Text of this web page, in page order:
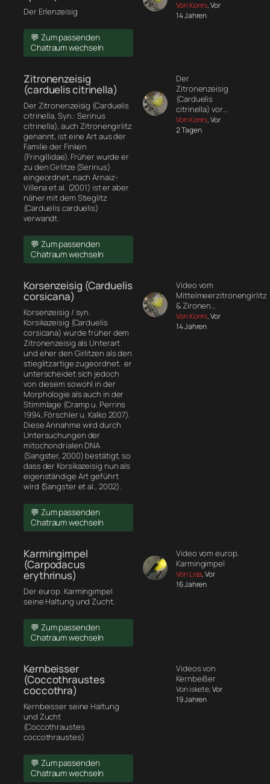
Der Erlenzeisig
💬 Zum passenden
Chatraum wechseln
Von Konni, Vor
14 Jahren
Zitronenzeisig
(carduelis citrinella)
Der Zitronenzeisig (Carduelis
citrinella, Syn.: Serinus
citrinella), auch Zitronengirlitz
genannt, ist eine Art aus der
Familie der Finken
(Fringillidae). Früher wurde er
zu den Girlitze (Serinus)
eingeordnet, nach Arnaiz-
Villena et al. (2001) ist er aber
näher mit dem Stieglitz
(Carduelis carduelis)
verwandt.
💬 Zum passenden
Chatraum wechseln
Der
Zitronenzeisig
(Carduelis
citrinella) vor…
Von Konni, Vor
2 Tagen
Korsenzeisig (Carduelis
corsicana)
Korsenzeisig / syn.
Korsikazeisig (Carduelis
corsicana) wurde früher dem
Zitronenzeisig als Unterart
und eher den Girlitzen als den
stieglitzartige zugeordnet. er
unterscheidet sich jedoch
von diesem sowohl in der
Morphologie als auch in der
Stimmlage (Cramp u. Perrins
1994, Förschler u. Kalko 2007).
Diese Annahme wird durch
Untersuchungen der
mitochondrialen DNA
(Sangster, 2000) bestätigt, so
dass der Korsikazeisig nun als
eigenständige Art geführt
wird (Sangster et al., 2002).
💬 Zum passenden
Chatraum wechseln
Video vom
Mittelmeerzitronengirlitz
& Zironen…
Von Konni, Vor
14 Jahren
Karmingimpel
(Carpodacus
erythrinus)
Der europ. Karmingimpel
seine Haltung und Zucht.
💬 Zum passenden
Chatraum wechseln
Video vom europ.
Karmingimpel
Von Lisa, Vor
16 Jahren
Kernbeisser
(Coccothraustes
coccothra)
Kernbeisser seine Haltung
und Zucht
(Coccothraustes
coccothraustes)
💬 Zum passenden
Chatraum wechseln
Videos von
Kernbeißer
Von iskete, Vor
19 Jahren